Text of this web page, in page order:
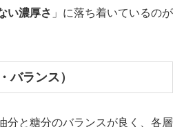
い濃厚さ 」に落ち着いているのが
バランス）
分と糖分のバランスが良く、各層